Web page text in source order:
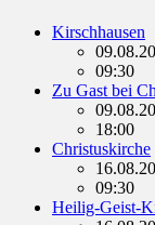
Kirschhausen
09:30
Zu Gast bei
18:00
Christuskirche
09:30
Heilig-Geist-